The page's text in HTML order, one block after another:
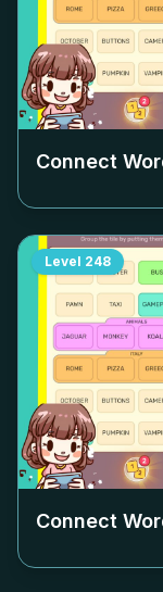
Connect
Level 248
Connect